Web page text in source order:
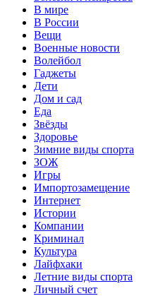
В мире
В России
Вещи
Военные новости
Волейбол
Гаджеты
Дети
Дом и сад
Еда
Звёзды
Здоровье
Зимние виды спорта
ЗОЖ
Игры
Импортозамещение
Интернет
Истории
Компании
Криминал
Культура
Лайфхаки
Летние виды спорта
Личный счет